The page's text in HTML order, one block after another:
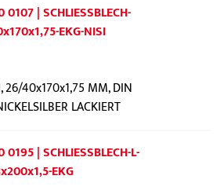
0107 | SCHLIESSBLECH-
EKG-NISI
26/40x170x1,75 MM, DIN
LACKIERT
| SCHLIESSBLECH-L-
EKG